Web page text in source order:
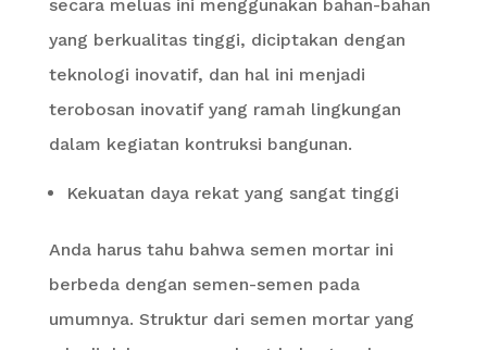
secara meluas ini menggunakan bahan-bahan
yang berkualitas tinggi, diciptakan dengan
teknologi inovatif, dan hal ini menjadi
terobosan inovatif yang ramah lingkungan
dalam kegiatan kontruksi bangunan.
Kekuatan daya rekat yang sangat tinggi
Anda harus tahu bahwa semen mortar ini
berbeda dengan semen-semen pada
umumnya. Struktur dari semen mortar yang